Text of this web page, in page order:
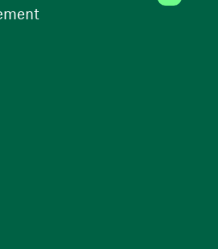
(opens in a new window)
in a new window)